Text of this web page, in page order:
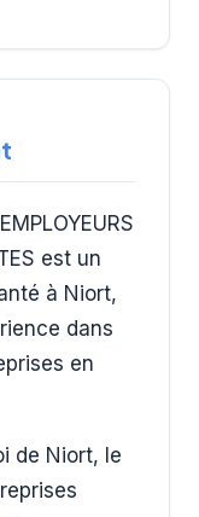
est un
à Niort,
dans
en
de Niort, le